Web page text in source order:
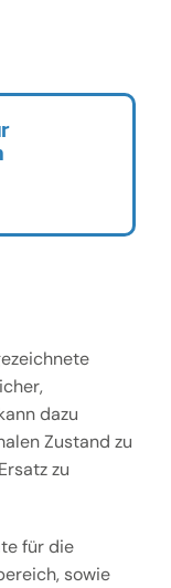
dazu
Zustand zu
zu
für die
sowie